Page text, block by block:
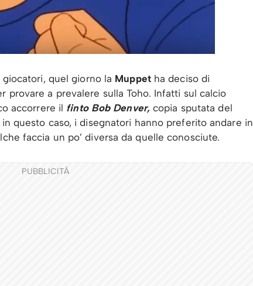
quel giorno la Muppet ha deciso di
provare a prevalere sulla Toho. Infatti sul calcio
accorrere il finto Bob Denver,copia sputata del
questo caso, i disegnatori hanno preferito andare in
faccia un po’ diversa da quelle conosciute.
PUBBLICITÀ